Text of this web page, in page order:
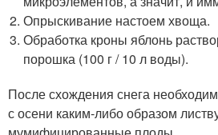
Опрыскивание настоем хвоща.
Обработка кроны яблонь
порошка (100 г / 10 л воды).
После схождения снега
с осени каким-либо образом